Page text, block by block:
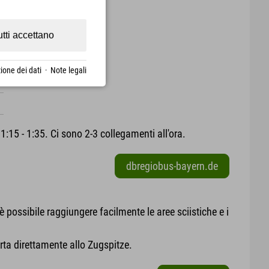
- 1:35. Ci sono 2-3 collegamenti all'ora.
dbregiobus-bayern.de
raggiungere facilmente le aree sciistiche e i
direttamente allo Zugspitze.
accettano
dei dati · Note legali